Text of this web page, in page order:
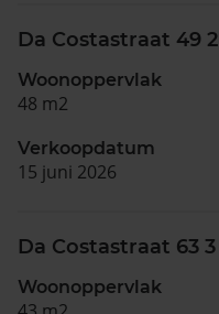
Da Costastraat 49 2
Woonoppervlak
48 m2
Verkoopdatum
15 juni 2026
Da Costastraat 63 3
Woonoppervlak